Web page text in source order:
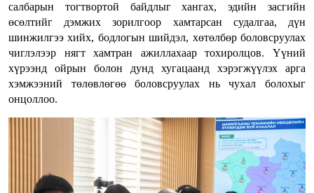
салбарын тогтвортой байдлыг хангах, эдийн засгийн
өсөлтийг дэмжих зорилгоор хамтарсан судалгаа, дүн
шинжилгээ хийх, бодлогын шийдэл, хөтөлбөр боловсруулах
чиглэлээр нягт хамтран ажиллахаар тохиролцов. Үүний
хүрээнд ойрын болон дунд хугацаанд хэрэгжүүлэх арга
хэмжээний төлөвлөгөө боловсруулах нь чухал болохыг
онцоллоо.